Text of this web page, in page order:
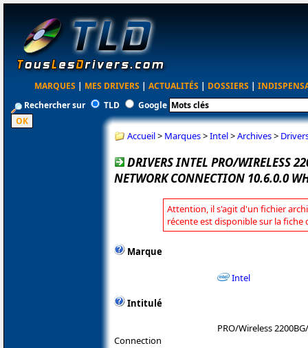
MARQUES | MES DRIVERS | ACTUALITÉS | DOSSIERS |
Rechercher sur
TLD Google
Accueil> Marques>Intel>Archives>
DRIVERS INTEL PRO/WIRELESS
NETWORK CONNECTION 10.6.0.0
Attention, il s'agit d'un fichier
récente est disponible sur la fiche
Marque
Intel
Intitulé
PRO/Wireless
Connection